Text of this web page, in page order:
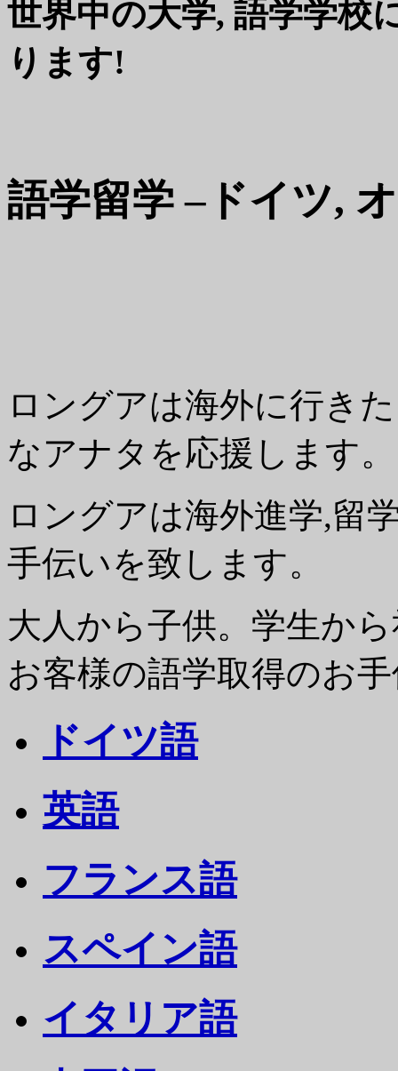
世界中の大学, 語学学校
ります!
語学留学 –ドイツ,
ロングアは海外に行き
なアナタを応援します。
ロングアは海外進学,留
手伝いを致します。
大人から子供。学生か
お客様の語学取得のお
ドイツ語
英語
フランス語
スペイン語
イタリア語